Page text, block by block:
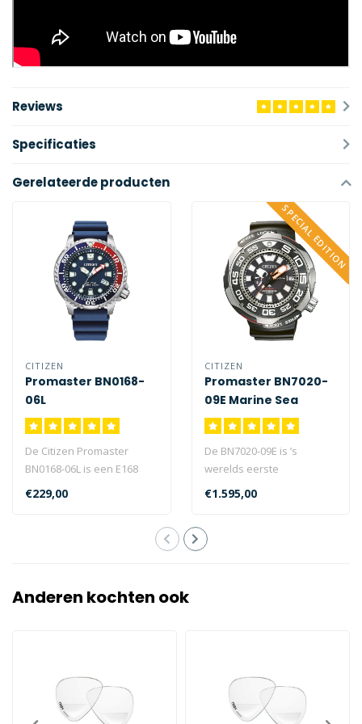
Reviews
Specificaties
Gerelateerde producten
CITIZEN
Promaster BN0168-
06L
De Citizen Promaster
BN0168-06L is een E168
kaliber horloge met
mineraal glas, E..
€229,00
SPECIAL EDITION
CITIZEN
Promaster BN7020-
09E Marine Sea
De BN7020-09E is ’s
werelds eerste
lichtbediende duikhorloge
geschikt voor ver..
€1.595,00
Anderen kochten ook